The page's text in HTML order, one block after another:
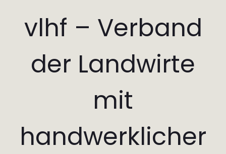
vlhf – Verband
der Landwirte
mit
handwerklicher